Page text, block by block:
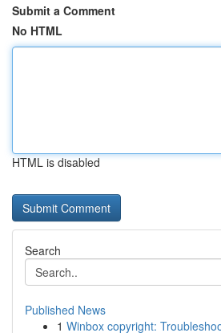
Submit a Comment
No HTML
HTML is disabled
Search
Published News
1 Winbox copyright: